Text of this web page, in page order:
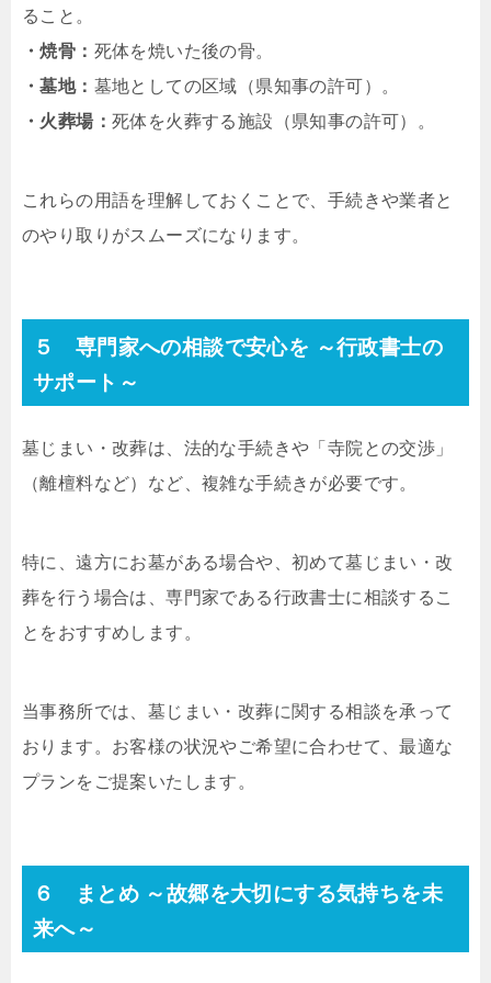
ること。
・焼骨： 死体を焼いた後の骨。
・墓地： 墓地としての区域（県知事の許可）。
・火葬場： 死体を火葬する施設（県知事の許可）。
これらの用語を理解しておくことで、手続きや業者と
のやり取りがスムーズになります。
５ 専門家への相談で安心を ～行政書士の
サポート～
墓じまい・改葬は、法的な手続きや「寺院との交渉」
（離檀料など）など、複雑な手続きが必要です。
特に、遠方にお墓がある場合や、初めて墓じまい・改
葬を行う場合は、専門家である行政書士に相談するこ
とをおすすめします。
当事務所では、墓じまい・改葬に関する相談を承って
おります。お客様の状況やご希望に合わせて、最適な
プランをご提案いたします。
６ まとめ ～故郷を大切にする気持ちを未
来へ～